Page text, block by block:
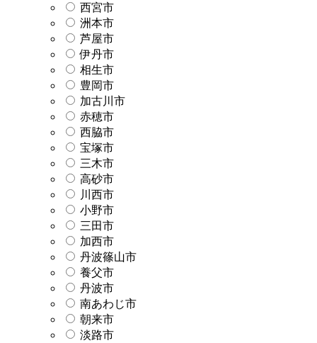
西宮市
洲本市
芦屋市
伊丹市
相生市
豊岡市
加古川市
赤穂市
西脇市
宝塚市
三木市
高砂市
川西市
小野市
三田市
加西市
丹波篠山市
養父市
丹波市
南あわじ市
朝来市
淡路市